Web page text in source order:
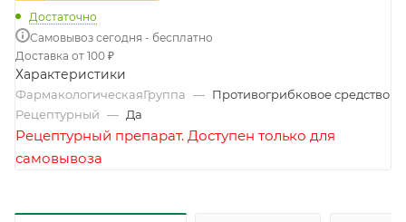
Достаточно
Самовывоз сегодня - бесплатно
Доставка от 100 ₽
Характеристики
ФармакологическаяГруппа — Противогрибковое средство
Рецептурный — Да
Рецептурный препарат. Доступен только для
самовывоза